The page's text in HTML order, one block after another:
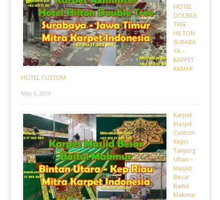
HOTEL
DOUBLE
TREE
HILTON
SURABA
YA –
KARPET
KAMAR
HOTEL CUSTOM
May 6, 2019
Karpet
Masjid
Custom
Kepri
Tanjung
Uban –
Masjid
Besar
Baitul
Makmur